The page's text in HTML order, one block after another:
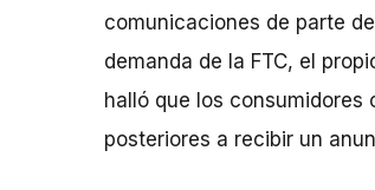
comunicaciones de parte
demanda de la FTC, el
halló que los
posteriores a recibir un